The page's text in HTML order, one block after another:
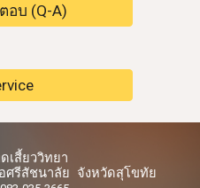
อบ (Q-A)
เสี้ยววิทยา
ศรีสัชนาลัย จังหวัดสุโขทัย